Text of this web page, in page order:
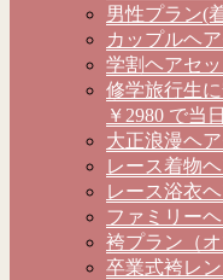
男性プラン(
カップルヘ
学割ヘアセ
修学旅行生
￥2980 で当
大正浪漫ヘ
レース着物
レース浴衣
ファミリー
袴プラン（オ
卒業式袴レ